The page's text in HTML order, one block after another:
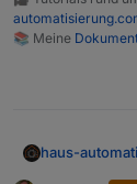
📚 Meine
haus-